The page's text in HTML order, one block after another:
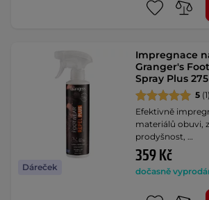
Dáreček
Impregnace
Granger's
Spray Plus
5 (1)
Efektivně
materiálů obuvi,
prodyšnost, …
359 Kč
dočasně